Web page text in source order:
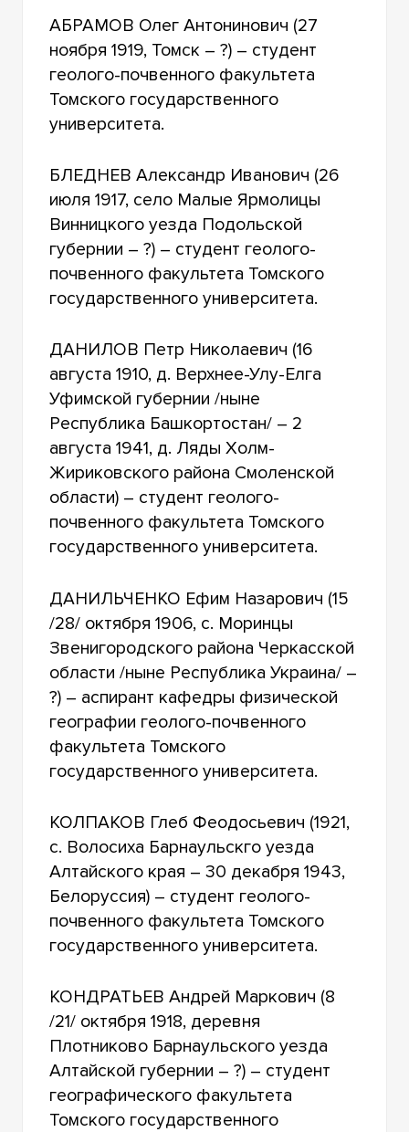
КЛЮЧЕВЫЕ ДАТЫ
ПОБЕДА: ГОРОД И УНИВЕРСИТЕТ
АБРАМОВ Олег Антонинович (27
ноября 1919, Томск – ?) – студент
геолого-почвенного факультета
Томского государственного
университета.
БЛЕДНЕВ Александр Иванович (26
июля 1917, село Малые Ярмолицы
Винницкого уезда Подольской
губернии – ?) – студент геолого-
почвенного факультета Томского
государственного университета.
ДАНИЛОВ Петр Николаевич (16
августа 1910, д. Верхнее-Улу-Елга
Уфимской губернии /ныне
Республика Башкортостан/ – 2
августа 1941, д. Ляды Холм-
Жириковского района Смоленской
области) – студент геолого-
почвенного факультета Томского
государственного университета.
ДАНИЛЬЧЕНКО Ефим Назарович (15
/28/ октября 1906, с. Моринцы
Звенигородского района Черкасской
области /ныне Республика Украина/ –
?) – аспирант кафедры физической
географии геолого-почвенного
факультета Томского
государственного университета.
КОЛПАКОВ Глеб Феодосьевич (1921,
с. Волосиха Барнаульскго уезда
Алтайского края – 30 декабря 1943,
Белоруссия) – студент геолого-
почвенного факультета Томского
государственного университета.
КОНДРАТЬЕВ Андрей Маркович (8
/21/ октября 1918, деревня
Плотниково Барнаульского уезда
Алтайской губернии – ?) – студент
географического факультета
Томского государственного